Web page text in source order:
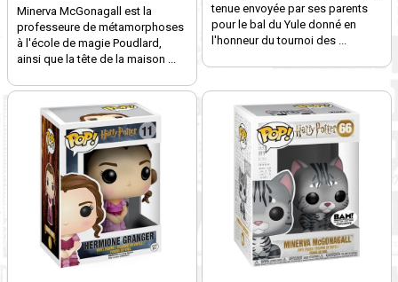
Minerva McGonagall est la
professeure de métamorphoses
à l'école de magie Poudlard,
ainsi que la tête de la maison ...
tenue envoyée par ses parents
pour le bal du Yule donné en
l'honneur du tournoi des ...